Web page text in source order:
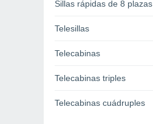
Sillas rápidas de 8 plazas
Telesillas
Telecabinas
Telecabinas triples
Telecabinas cuádruples